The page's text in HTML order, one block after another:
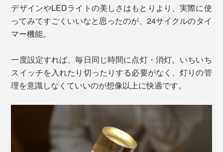
のえてください。
充電は、専用の「充電ベース／１個用」または「充電ベ
ース／4個用 」に置くだけ。約3.5〜7時間の充電で、約
60〜100時間使用できます。
その神秘的な美しさを、暮らしの中に持ち帰りたい
──。そんな想いから生まれたのが、『UYUNI
LIGHTING』。
デザインやLEDライトの美しさはもとりより、実際に使
ってみてすごくいいなと思ったのが、24サイクルのタイ
マー機能。
一度設定すれば、毎日同じ時間に点灯・消灯。いちいち
スイッチを入れたり切ったりする必要がなく、灯りの管
理を意識しなくていいのが想像以上に快適です。